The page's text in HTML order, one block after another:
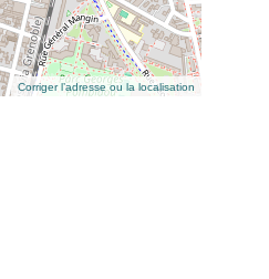
Corriger l’adresse ou la localisation